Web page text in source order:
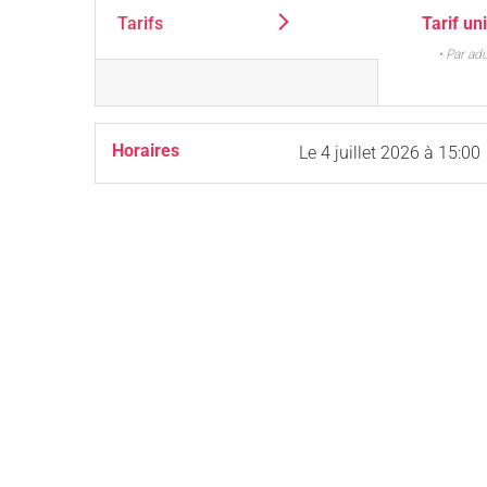
Tarifs Tarif
• Par
Horaires Le 4 juillet 2026 à 15:00